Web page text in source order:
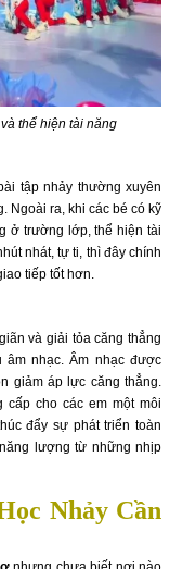
thể hiện tài năng
tập nhảy thường xuyên
Ngoài ra, khi các bé có kỹ
ở trường lớp, thể hiện tài
nhát, tự ti, thì đây chính
tiếp tốt hơn.
và giải tỏa căng thẳng
âm nhạc. Âm nhạc được
giảm áp lực căng thẳng.
cấp cho các em một môi
đẩy sự phát triển toàn
lượng từ những nhịp
Nhảy Cần